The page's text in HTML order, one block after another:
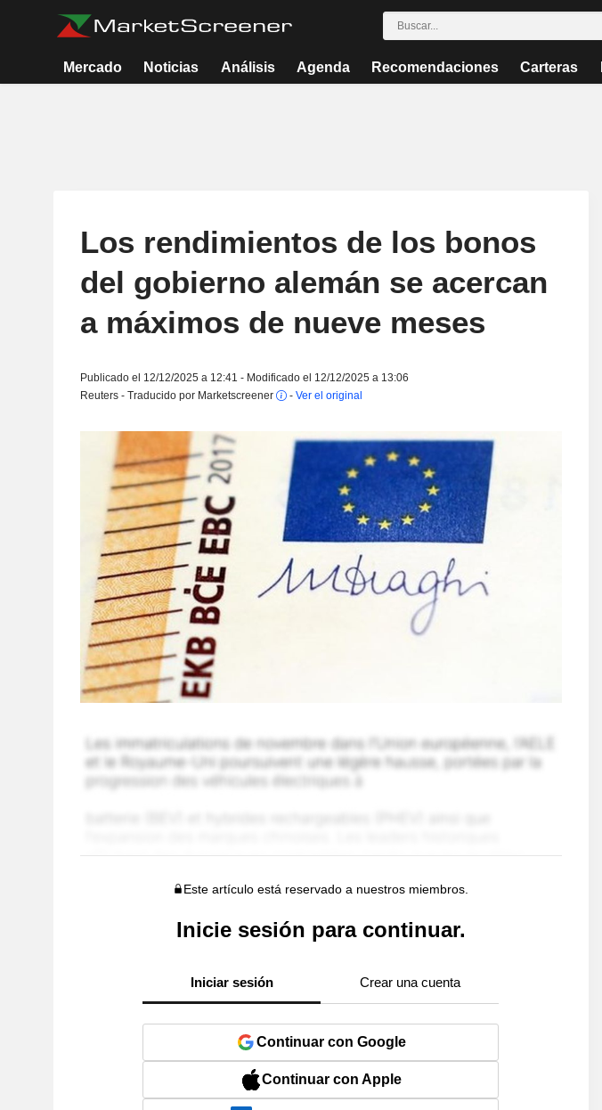
Mercado Noticias Análisis Agenda Recomendaciones Carteras
Los rendimientos de los bonos
del gobierno alemán se acercan
a máximos de nueve meses
Publicado el 12/12/2025 a 12:41 - Modificado el 12/12/2025 a 13:06
Reuters - Traducido por Marketscreener
- Ver el original
Este artículo está reservado a nuestros miembros.
Inicie sesión para continuar.
Iniciar sesión Crear una cuenta
Continuar con Google
Continuar con Apple